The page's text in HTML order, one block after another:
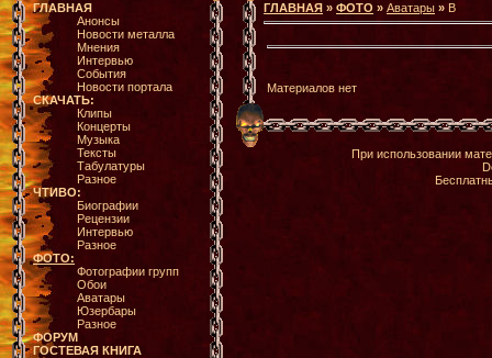
ГЛАВНАЯ
Анонсы
Новости металла
Мнения
Интервью
События
Новости портала
СКАЧАТЬ:
Клипы
Концерты
Музыка
Тексты
Табулатуры
Разное
ЧТИВО:
Биографии
Рецензии
Интервью
Разное
ФОТО:
Фотографии групп
Обои
Аватары
Юзербары
Разное
ФОРУМ
ГОСТЕВАЯ КНИГА
ГЛАВНАЯ » ФОТО » Аватары » B
Материалов нет
При использовании